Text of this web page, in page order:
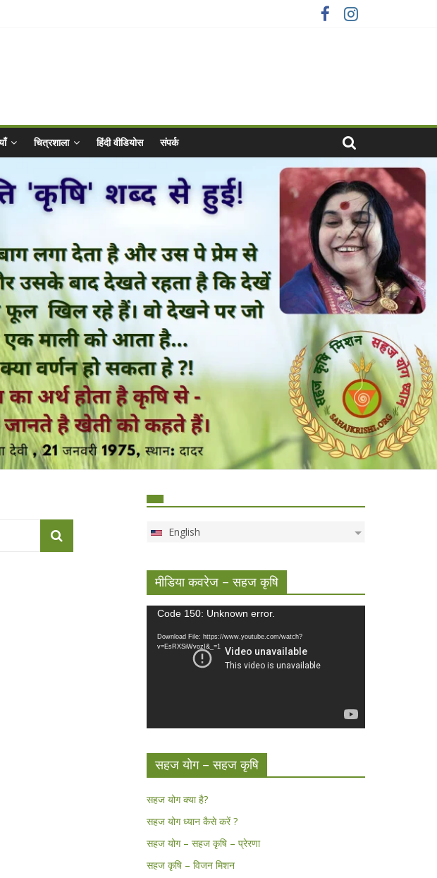
चित्रशाला हिंदी वीडियोस संपर्क
English
मीडिया कवरेज – सहज कृषि
Video
Code 150: Unknown error.
Download File: https://www.youtube.com/watch?
v=EsRXSiWvozI&_=1
सहज योग – सहज कृषि
सहज योग क्या है?
सहज योग ध्यान कैसे करें ?
सहज योग – सहज कृषि – प्रेरणा
सहज कृषि – विजन मिशन